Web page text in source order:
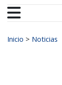
Buscar:
Inicio > Noticias